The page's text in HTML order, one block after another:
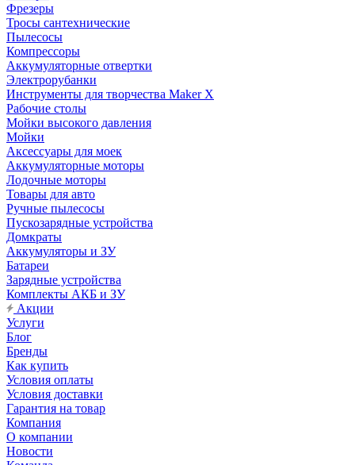
Фрезеры
Тросы сантехнические
Пылесосы
Компрессоры
Аккумуляторные отвертки
Электрорубанки
Инструменты для творчества Maker X
Рабочие столы
Мойки высокого давления
Мойки
Аксессуары для моек
Аккумуляторные моторы
Лодочные моторы
Товары для авто
Ручные пылесосы
Пускозарядные устройства
Домкраты
Аккумуляторы и ЗУ
Батареи
Зарядные устройства
Комплекты АКБ и ЗУ
Акции
Услуги
Блог
Бренды
Как купить
Условия оплаты
Условия доставки
Гарантия на товар
Компания
О компании
Новости